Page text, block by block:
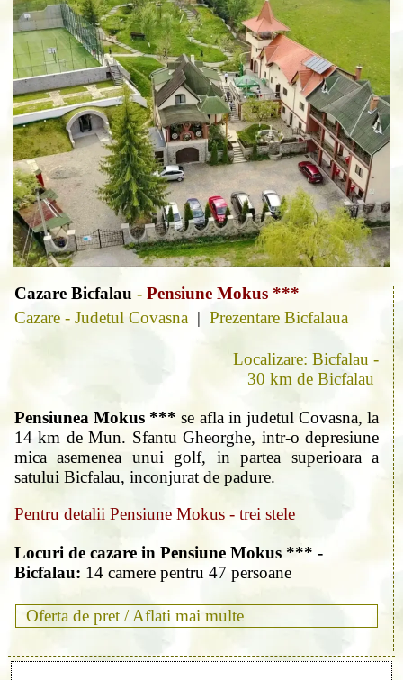
Cazare Bicfalau - Pensiune Mokus ***
Cazare - Judetul Covasna | Prezentare Bicfalaua
Localizare: Bicfalau -
30 km de Bicfalau
Pensiunea Mokus *** se afla in judetul Covasna, la
14 km de Mun. Sfantu Gheorghe, intr-o depresiune
mica asemenea unui golf, in partea superioara a
satului Bicfalau, inconjurat de padure.
Pentru detalii Pensiune Mokus - trei stele
Locuri de cazare in Pensiune Mokus *** -
Bicfalau: 14 camere pentru 47 persoane
Oferta de pret / Aflati mai multe